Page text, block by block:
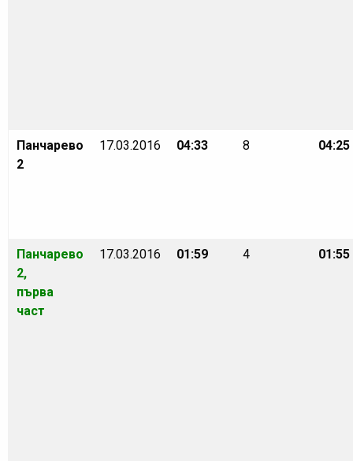
Панчарево
2
17.03.2016 04:33 8 04:25
Панчарево
2,
първа
част
17.03.2016 01:59 4 01:55